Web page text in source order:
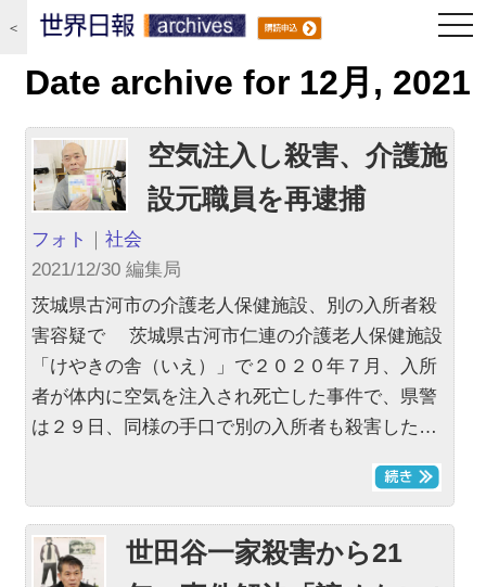
＜
Date archive for 12月, 2021
空気注入し殺害、介護施
設元職員を再逮捕
フォト ｜社会
2021/12/30 編集局
茨城県古河市の介護老人保健施設、別の入所者殺
害容疑で 茨城県古河市仁連の介護老人保健施設
「けやきの舎（いえ）」で２０２０年７月、入所
者が体内に空気を注入され死亡した事件で、県警
は２９日、同様の手口で別の入所者も殺害した…
世田谷一家殺害から21